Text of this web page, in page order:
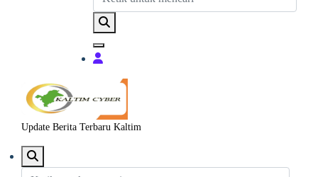
Update Berita Terbaru Kaltim